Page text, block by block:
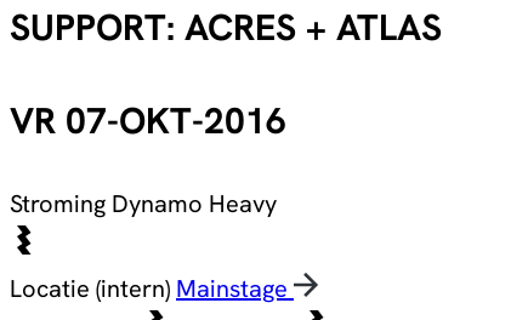
SUPPORT: ACRES + ATLAS
VR 07-OKT-2016
Stroming Dynamo Heavy
Locatie (intern) Mainstage